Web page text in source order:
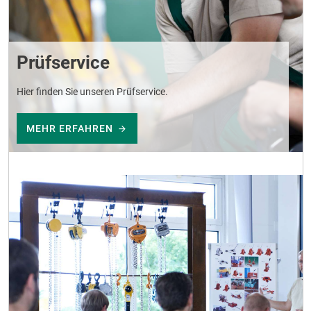
Prüfservice
Hier finden Sie unseren Prüfservice.
MEHR ERFAHREN